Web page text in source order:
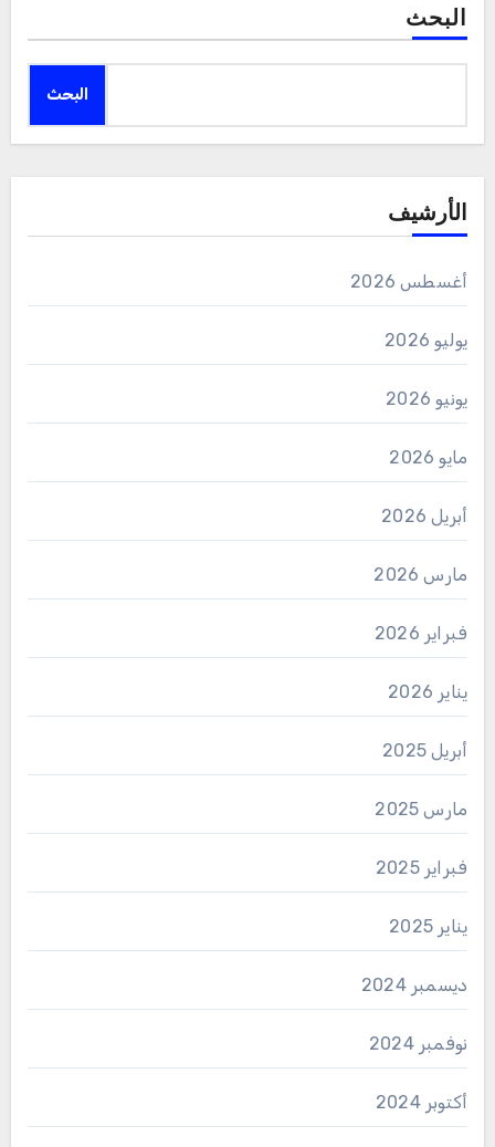
البحث
البحث
الأرشيف
أغسطس 2026
يوليو 2026
يونيو 2026
مايو 2026
أبريل 2026
مارس 2026
فبراير 2026
يناير 2026
أبريل 2025
مارس 2025
فبراير 2025
يناير 2025
ديسمبر 2024
نوفمبر 2024
أكتوبر 2024